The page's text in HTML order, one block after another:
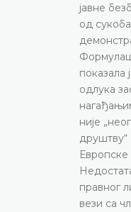
јавне
од
одлука
није
друштву“
Европске
правног
вези са